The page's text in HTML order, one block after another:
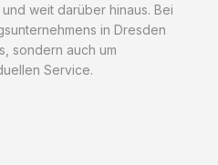
weit darüber hinaus. Bei
in Dresden
sondern auch um
Service.